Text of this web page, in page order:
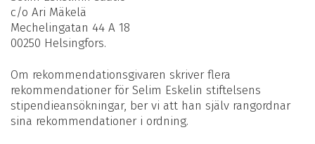
c/o Ari Mäkelä
Mechelingatan 44 A 18
00250 Helsingfors.
Om rekommendationsgivaren skriver flera
rekommendationer för Selim Eskelin stiftelsens
stipendieansökningar, ber vi att han själv rangordnar
sina rekommendationer i ordning.